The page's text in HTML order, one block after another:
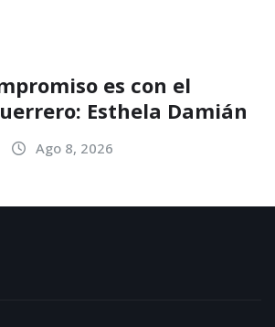
es con el
Esthela Damián
Ago 8, 2026